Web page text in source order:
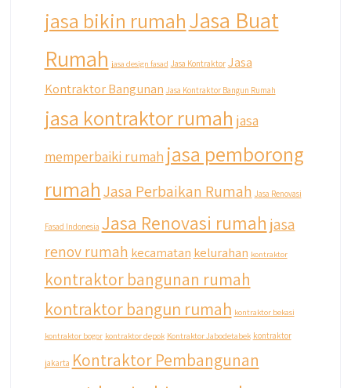
jasa bikin rumahJasa Buat
Rumah jasa design fasad Jasa Kontraktor Jasa
Kontraktor Bangunan Jasa Kontraktor Bangun Rumah
jasa kontraktor rumah jasa
memperbaiki rumah jasa pemborong
rumahJasa Perbaikan Rumah Jasa Renovasi
Fasad Indonesia Jasa Renovasi rumah jasa
renov rumah kecamatan kelurahan kontraktor
kontraktor bangunan rumah
kontraktor bangun rumah kontraktor bekasi
kontraktor bogor kontraktor depok Kontraktor Jabodetabek kontraktor
jakarta Kontraktor Pembangunan